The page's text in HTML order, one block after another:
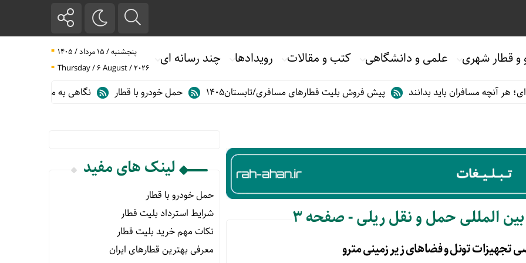
و قطار شهری علمی و دانشگاهی کتب و مقالات رویدادها چند رسانه ای
پنجشنبه / ۱۵ مرداد / ۱۴۰۵
Thursday / 6 August / 2026
آنچه مسافران باید بدانند پیش فروش بلیت قطارهای مسافری/تابستان۱۴۰۵ حمل خودرو با قطار نگاهی به مهم ترین آمارهای حمل
بایگانی‌های نمایشگاه های بین المللی حمل و نقل ریلی - صفحه 3
تونل و فضاهای زیر زمینی مترو
لینک های مفید
حمل خودرو با قطار
شرایط استرداد بلیت قطار
نکات مهم خرید بلیت قطار
معرفی بهترین قطارهای ایران